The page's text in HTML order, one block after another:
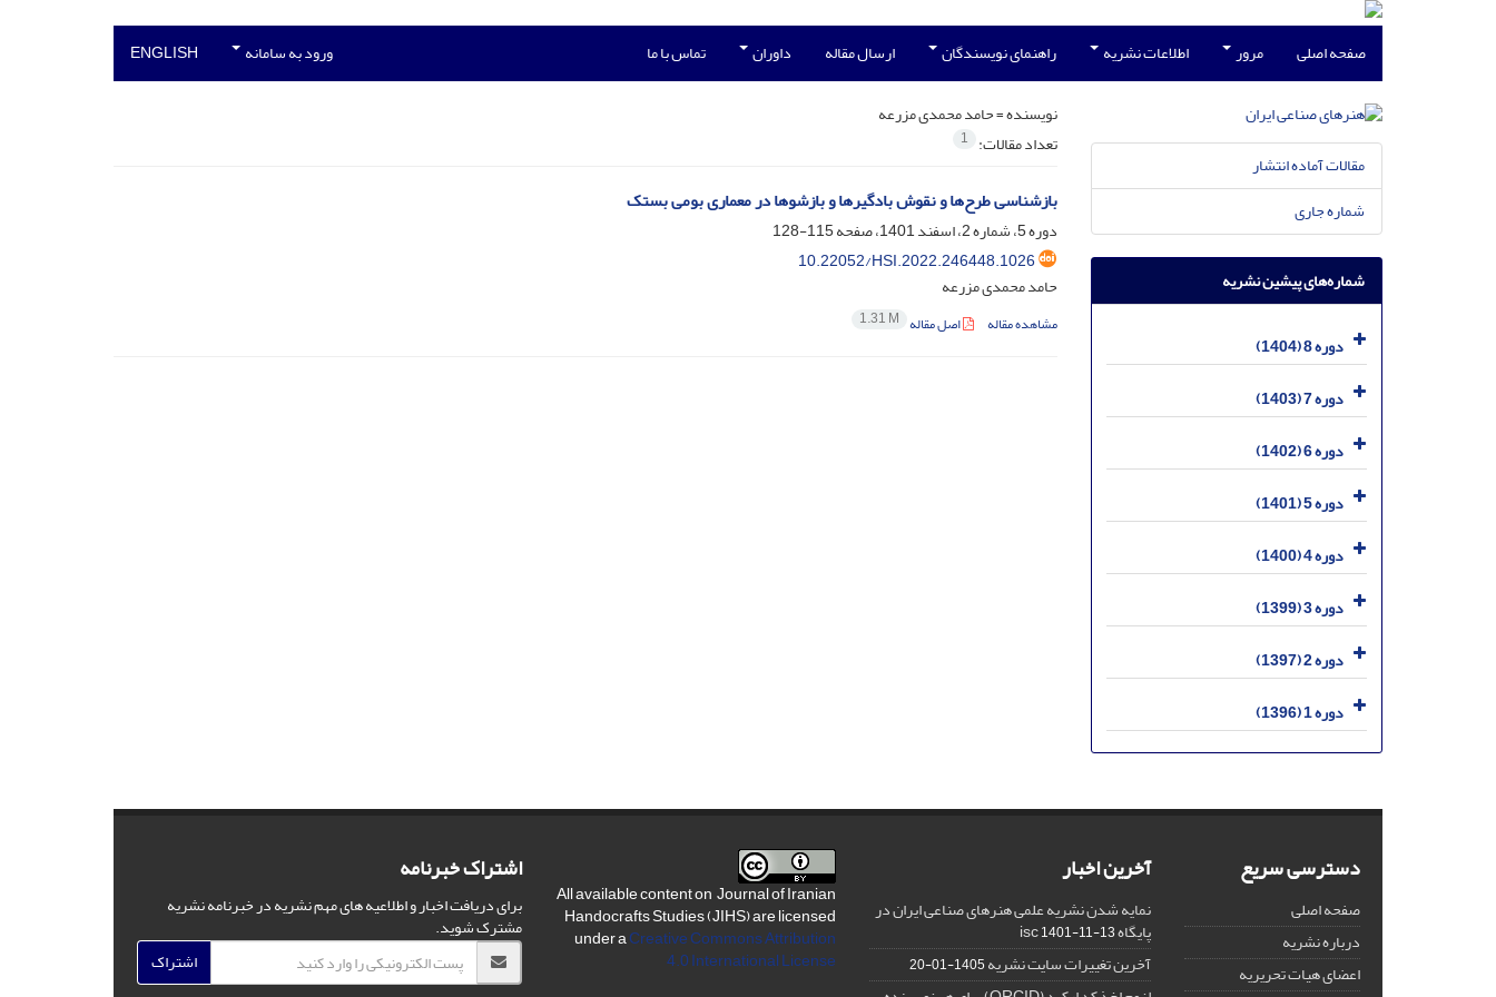
صفحه اصلی مرور اطلاعات نشریه راهنمای نویسندگان ارسال مقاله داوران تماس با ما ورود به سامانه ENGLISH
نویسنده =حامد محمدی مزرعه
تعداد مقالات: 1
بازشناسی طرح‌ها و نقوش بادگیرها و بازشوها در معماری بومی بستک
دوره 5، شماره 2، اسفند 1401، صفحه
115-128
10.22052/HSI.2022.246448.1026
حامد محمدی مزرعه
مشاهده مقاله اصل مقاله 1.31 M
مقالات آماده انتشار
شماره جاری
شماره‌های پیشین نشریه
دوره 8 (1404)
دوره 7 (1403)
دوره 6 (1402)
دوره 5 (1401)
دوره 4 (1400)
دوره 3 (1399)
دوره 2 (1397)
دوره 1 (1396)
دسترسی سریع
صفحه اصلی
درباره نشریه
اعضای هیات تحریریه
آخرین اخبار
نمایه شدن نشریه علمی هنرهای صناعی ایران در
پایگاه isc1401-11-13
آخرین تغییرات سایت نشریه1405-01-20
All available content on Journal of Iranian
Handocrafts Studies (JIHS) are licensed
under aCreative Commons Attribution
4.0 International License
اشتراک خبرنامه
برای دریافت اخبار و اطلاعیه های مهم نشریه در خبرنامه نشریه
مشترک شوید.
اشتراک